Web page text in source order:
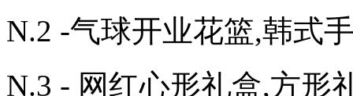
N.2 -气球开业花篮,韩式
N.3 - 网红心形礼盒,方形